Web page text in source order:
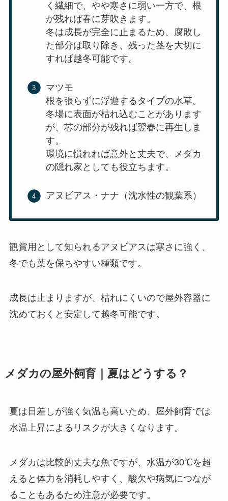
く繊細で、やや寒さに弱い一方で、根
が残れば春に芽吹きます。
冬は成長が完全に止まるため、腐敗し
た部分は取り除き、残った茎を大切に
すれば越冬可能です。
マツモ
根を張らずに浮遊するタイプの水草。
冬場に表面が枯れ込むことがあります
が、芯の部分が残れば翌春に再生しま
す。
環境に慣れれば意外と丈夫で、メダカ
の隠れ家としても役立ちます。
アヌビアス・ナナ（沈水性の観葉系）
観賞用として知られるアヌビアスは寒さに強く、
冬でも葉を保ちやすい種類です。
成長は止まりますが、枯れにくいので屋外容器に
沈めておくと安定して越冬可能です。
メダカの屋外飼育｜夏はどうする？
夏は日差しが強く気温も高いため、屋外飼育では
水温上昇によるリスクが大きくなります。
メダカは比較的丈夫な魚ですが、水温が30℃を超
えると体力を消耗しやすく、酸欠や病気につなが
ることもあるため注意が必要です。